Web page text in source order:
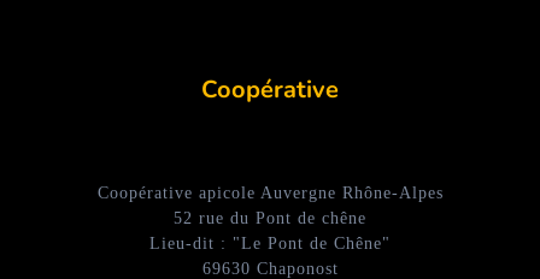
Coopérative
Coopérative apicole Auvergne Rhône-Alpes
52 rue du Pont de chêne
Lieu-dit : "Le Pont de Chêne"
69630 Chaponost